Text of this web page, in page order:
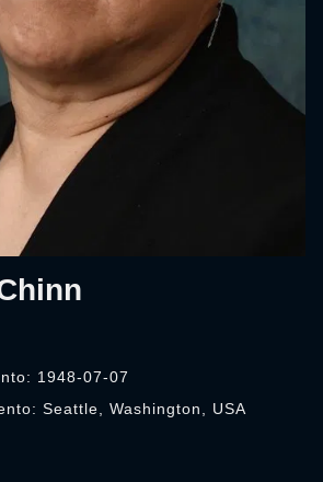
1948-07-07
Seattle, Washington, USA